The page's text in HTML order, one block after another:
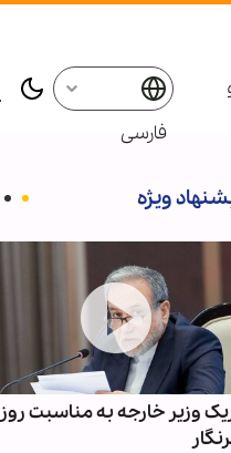
فارسی
ویژه
وزیر خارجه به مناسبت روز